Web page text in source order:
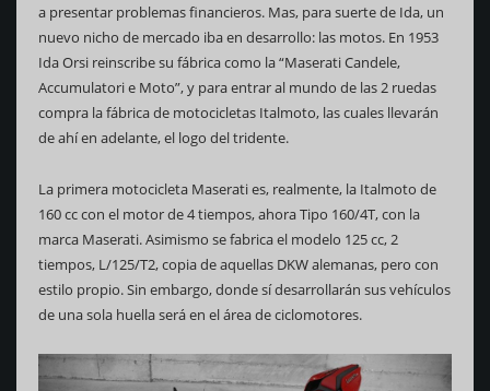
a presentar problemas financieros. Mas, para suerte de Ida, un
nuevo nicho de mercado iba en desarrollo: las motos. En 1953
Ida Orsi reinscribe su fábrica como la “Maserati Candele,
Accumulatori e Moto”, y para entrar al mundo de las 2 ruedas
compra la fábrica de motocicletas Italmoto, las cuales llevarán
de ahí en adelante, el logo del tridente.
La primera motocicleta Maserati es, realmente, la Italmoto de
160 cc con el motor de 4 tiempos, ahora Tipo 160/4T, con la
marca Maserati. Asimismo se fabrica el modelo 125 cc, 2
tiempos, L/125/T2, copia de aquellas DKW alemanas, pero con
estilo propio. Sin embargo, donde sí desarrollarán sus vehículos
de una sola huella será en el área de ciclomotores.